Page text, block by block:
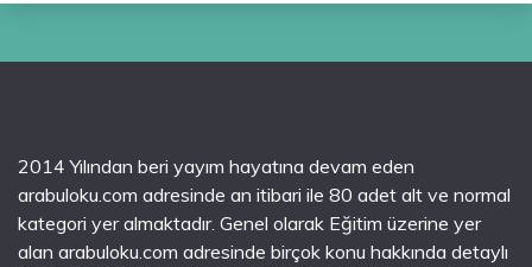
2014 Yılından beri yayım hayatına devam eden
arabuloku.com adresinde an itibari ile 80 adet alt ve normal
kategori yer almaktadır. Genel olarak Eğitim üzerine yer
alan arabuloku.com adresinde birçok konu hakkında detaylı